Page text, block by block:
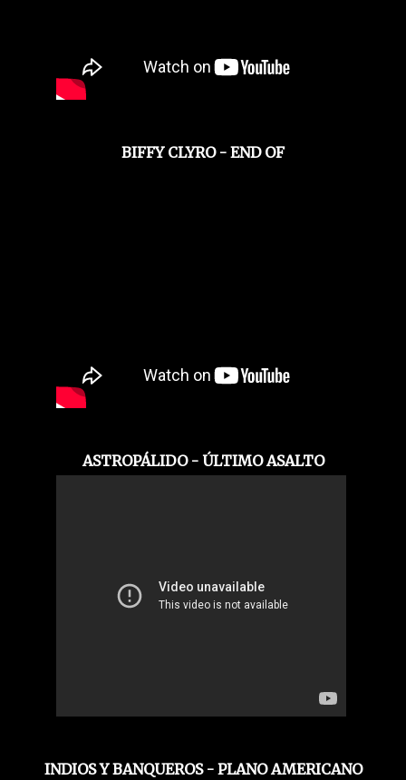
BIFFY CLYRO - END OF
ASTROPÁLIDO - ÚLTIMO ASALTO
INDIOS Y BANQUEROS - PLANO AMERICANO